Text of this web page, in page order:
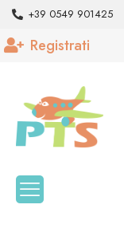
+39 0549 901425
Registrati